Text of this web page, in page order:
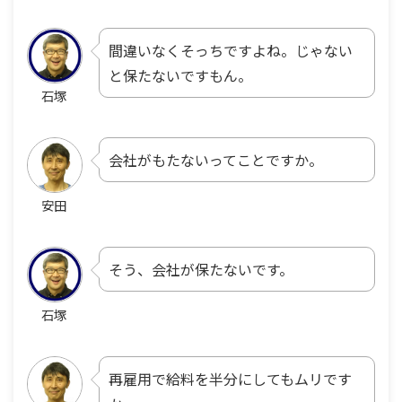
石塚
間違いなくそっちですよね。じゃない
と保たないですもん。
安田
会社がもたないってことですか。
石塚
そう、会社が保たないです。
再雇用で給料を半分にしてもムリです